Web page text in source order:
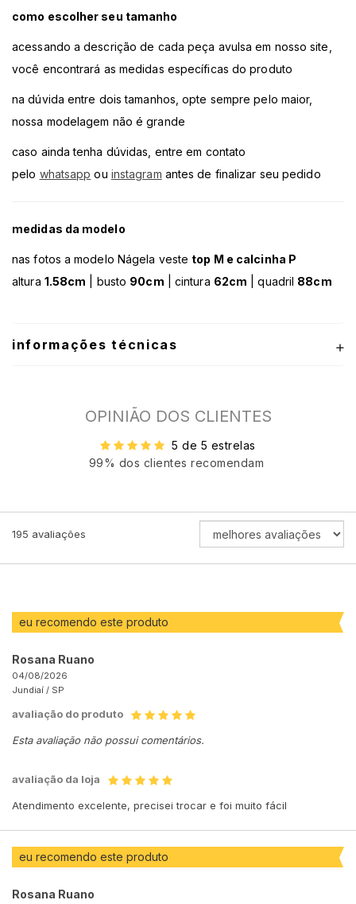
como escolher seu tamanho
acessando a descrição de cada peça avulsa em nosso site,
você encontrará as medidas específicas do produto
na dúvida entre dois tamanhos, opte sempre pelo maior,
nossa modelagem não é grande
caso ainda tenha dúvidas, entre em contato
pelo whatsapp ou instagram antes de finalizar seu pedido
medidas da modelo
nas fotos a modelo Nágela veste top M e calcinha P
altura 1.58cm | busto 90cm | cintura 62cm | quadril 88cm
informações técnicas
OPINIÃO DOS CLIENTES
5 de 5 estrelas
99% dos clientes recomendam
195 avaliações
ORDENAR
eu recomendo este produto
Rosana Ruano
04/08/2026
Jundiaí / SP
avaliação do produto
Esta avaliação não possui comentários.
avaliação da loja
Atendimento excelente, precisei trocar e foi muito fácil
eu recomendo este produto
Rosana Ruano